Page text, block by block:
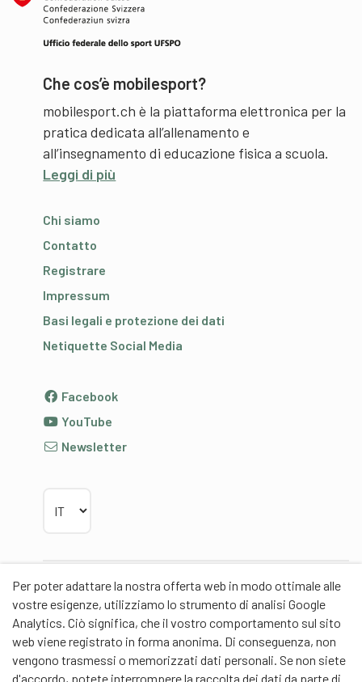
Per poter adattare la nostra offerta web in modo ottimale alle
vostre esigenze, utilizziamo lo strumento di analisi Google
Analytics. Ciò significa, che il vostro comportamento sul sito
web viene registrato in forma anonima. Di conseguenza, non
vengono trasmessi o memorizzati dati personali. Se non siete
d'accordo, potete interrompere la raccolta dei dati da parte di
Che cos’è mobilesport?
mobilesport.ch è la piattaforma elettronica per la
pratica dedicata all’allenamento e
all’insegnamento di educazione fisica a scuola.
Leggi di più
Chi siamo
Contatto
Registrare
Impressum
Basi legali e protezione dei dati
Netiquette Social Media
Facebook
YouTube
Newsletter
Partner